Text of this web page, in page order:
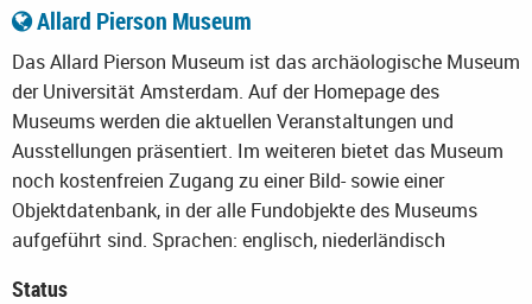
Allard Pierson Museum
Das Allard Pierson Museum ist das archäologische Museum
der Universität Amsterdam. Auf der Homepage des
Museums werden die aktuellen Veranstaltungen und
Ausstellungen präsentiert. Im weiteren bietet das Museum
noch kostenfreien Zugang zu einer Bild- sowie einer
Objektdatenbank, in der alle Fundobjekte des Museums
aufgeführt sind. Sprachen: englisch, niederländisch
Status